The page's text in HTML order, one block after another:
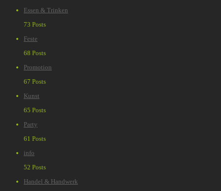
Essen & Trinken
73 Posts
Feste
68 Posts
Promotion
67 Posts
Kunst
65 Posts
Party
61 Posts
info
52 Posts
Handel & Handwerk